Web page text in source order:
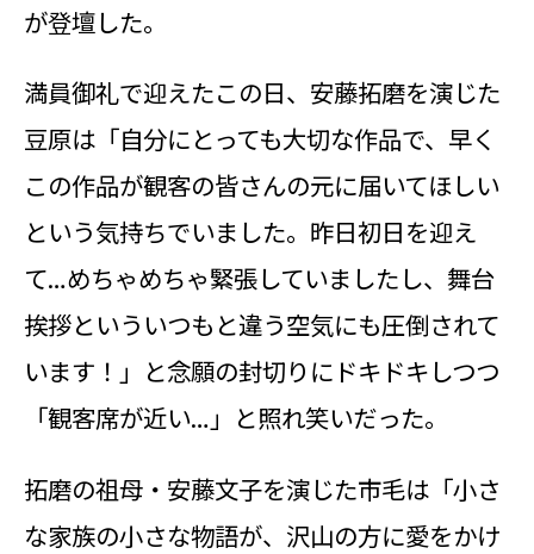
が登壇した。
満員御礼で迎えたこの日、安藤拓磨を演じた
豆原は「自分にとっても大切な作品で、早く
この作品が観客の皆さんの元に届いてほしい
という気持ちでいました。昨日初日を迎え
て…めちゃめちゃ緊張していましたし、舞台
挨拶といういつもと違う空気にも圧倒されて
います！」と念願の封切りにドキドキしつつ
「観客席が近い…」と照れ笑いだった。
拓磨の祖母・安藤文子を演じた市毛は「小さ
な家族の小さな物語が、沢山の方に愛をかけ